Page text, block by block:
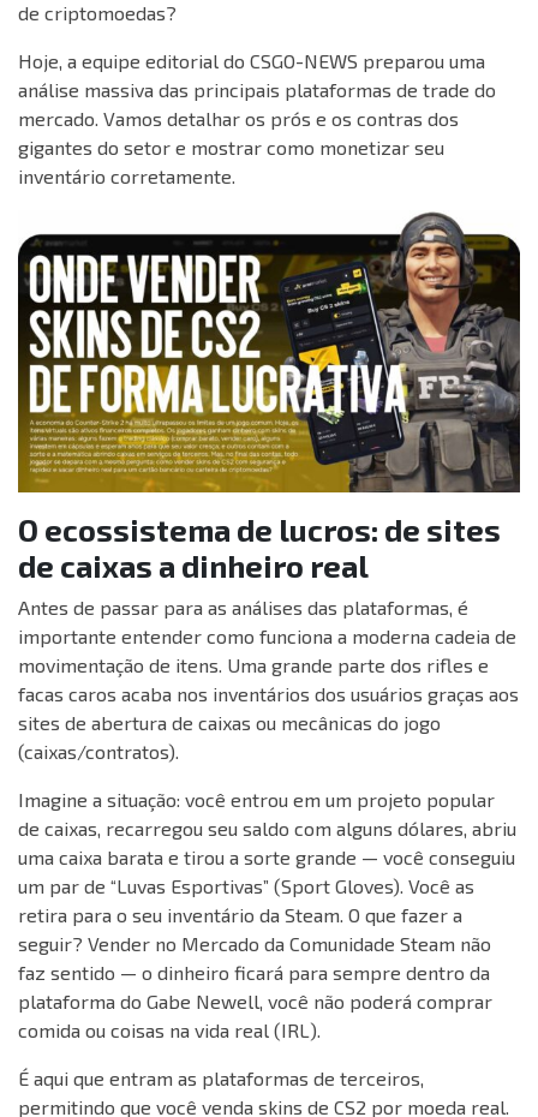
de criptomoedas?
Hoje, a equipe editorial do CSGO-NEWS preparou uma
análise massiva das principais plataformas de trade do
mercado. Vamos detalhar os prós e os contras dos
gigantes do setor e mostrar como monetizar seu
inventário corretamente.
O ecossistema de lucros: de sites
de caixas a dinheiro real
Antes de passar para as análises das plataformas, é
importante entender como funciona a moderna cadeia de
movimentação de itens. Uma grande parte dos rifles e
facas caros acaba nos inventários dos usuários graças aos
sites de abertura de caixas ou mecânicas do jogo
(caixas/contratos).
Imagine a situação: você entrou em um projeto popular
de caixas, recarregou seu saldo com alguns dólares, abriu
uma caixa barata e tirou a sorte grande — você conseguiu
um par de “Luvas Esportivas” (Sport Gloves). Você as
retira para o seu inventário da Steam. O que fazer a
seguir? Vender no Mercado da Comunidade Steam não
faz sentido — o dinheiro ficará para sempre dentro da
plataforma do Gabe Newell, você não poderá comprar
comida ou coisas na vida real (IRL).
É aqui que entram as plataformas de terceiros,
permitindo que você venda skins de CS2 por moeda real.